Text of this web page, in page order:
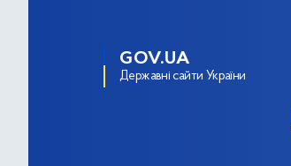
GOV.UA
Державні сайти України